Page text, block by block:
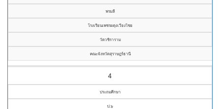
พรมลี
โรงเรียนเพชรผดุงเวียงไชย
วัดวชิราราม
คณะจังหวัดสุราษฎร์ธานี
4
ประถมศึกษา
ป.๖